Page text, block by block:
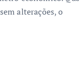
alterações, o